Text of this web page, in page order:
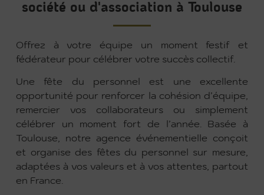
société ou d'association à Toulouse
Offrez à votre équipe un moment festif et
fédérateur pour célébrer votre succès collectif.
Une fête du personnel est une excellente
opportunité pour renforcer la cohésion d’équipe,
remercier vos collaborateurs ou simplement
célébrer un moment fort de l’année. Basée à
Toulouse, notre agence événementielle conçoit
et organise des fêtes du personnel sur mesure,
adaptées à vos valeurs et à vos attentes, partout
en France.